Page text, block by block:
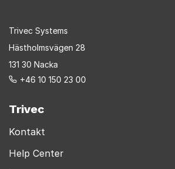
Trivec Systems
Hästholmsvägen 28
131 30 Nacka
+46 10 150 23 00
Trivec
Kontakt
Help Center